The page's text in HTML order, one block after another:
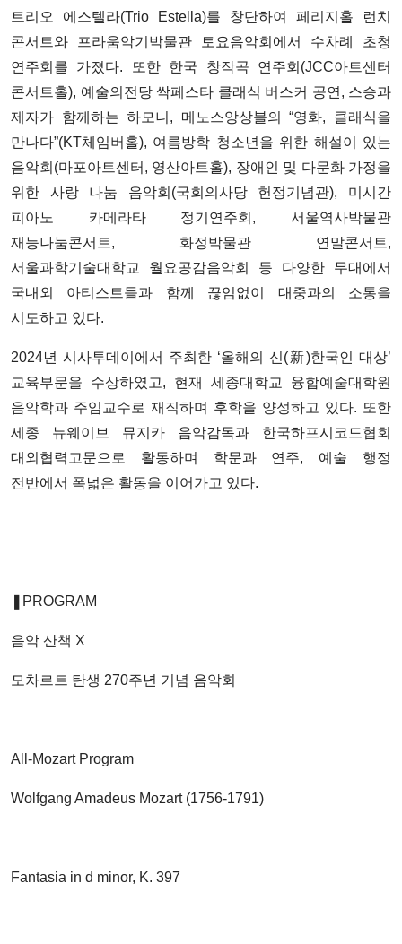
트리오 에스텔라(Trio Estella)를 창단하여 페리지홀 런치
콘서트와 프라움악기박물관 토요음악회에서 수차례 초청
연주회를 가졌다. 또한 한국 창작곡 연주회(JCC아트센터
콘서트홀), 예술의전당 싹페스타 클래식 버스커 공연, 스승과
제자가 함께하는 하모니, 메노스앙상블의 “영화, 클래식을
만나다”(KT체임버홀), 여름방학 청소년을 위한 해설이 있는
음악회(마포아트센터, 영산아트홀), 장애인 및 다문화 가정을
위한 사랑 나눔 음악회(국회의사당 헌정기념관), 미시간
피아노 카메라타 정기연주회, 서울역사박물관
재능나눔콘서트, 화정박물관 연말콘서트,
서울과학기술대학교 월요공감음악회 등 다양한 무대에서
국내외 아티스트들과 함께 끊임없이 대중과의 소통을
시도하고 있다.
2024년 시사투데이에서 주최한 ‘올해의 신(新)한국인 대상’
교육부문을 수상하였고, 현재 세종대학교 융합예술대학원
음악학과 주임교수로 재직하며 후학을 양성하고 있다. 또한
세종 뉴웨이브 뮤지카 음악감독과 한국하프시코드협회
대외협력고문으로 활동하며 학문과 연주, 예술 행정
전반에서 폭넓은 활동을 이어가고 있다.
❚PROGRAM
음악 산책 X
모차르트 탄생 270주년 기념 음악회
All-Mozart Program
Wolfgang Amadeus Mozart (1756-1791)
Fantasia in d minor, K. 397